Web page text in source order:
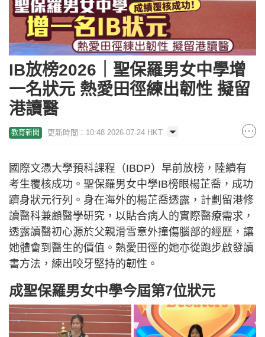
IB放榜2026｜聖保羅男女中學增
一名狀元 熱愛田徑練出韌性 擬留
港讀醫
教育新聞 更新時間：10:48 2026-07-24 HKT
國際文憑大學預科課程（IBDP）早前放榜，陸續有
考生覆核成功。聖保羅男女中學IB榜眼楊芷喬，成功
躋身狀元行列。身在海外的楊芷喬透露，計劃留港修
讀醫科兼顧醫學研究，以貼合病人的實際醫療需求，
透露讀醫初心源於父親滑雪意外撞傷腦部的經歷，讓
她體會到醫生的價值。熱愛田徑的她亦從跑步啟發讀
書方法，練出咬牙堅持的韌性。
成聖保羅男女中學今屆第7位狀元